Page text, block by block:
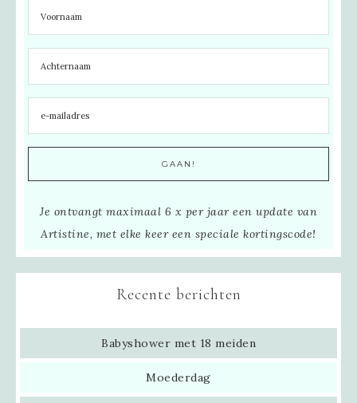
Je ontvangt maximaal 6 x per jaar een update van
Artistine, met elke keer een speciale kortingscode!
Recente berichten
Babyshower met 18 meiden
Moederdag